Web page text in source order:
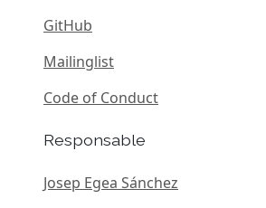
GitHub
Mailinglist
Code of Conduct
Responsable
Josep Egea Sánchez